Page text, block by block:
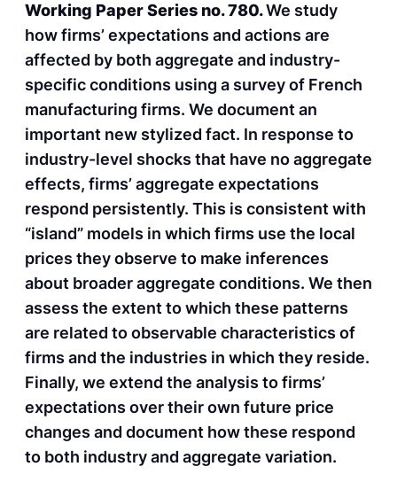
Working Paper Series no. 780.We study
how firms’ expectations and actions are
affected by both aggregate and industry-
specific conditions using a survey of French
manufacturing firms. We document an
important new stylized fact. In response to
industry-level shocks that have no aggregate
effects, firms’ aggregate expectations
respond persistently. This is consistent with
“island” models in which firms use the local
prices they observe to make inferences
about broader aggregate conditions. We then
assess the extent to which these patterns
are related to observable characteristics of
firms and the industries in which they reside.
Finally, we extend the analysis to firms’
expectations over their own future price
changes and document how these respond
to both industry and aggregate variation.